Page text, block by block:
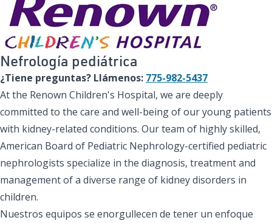
Nefrología pediátrica
¿Tiene preguntas? Llámenos: 775-982-5437
At the Renown Children's Hospital, we are deeply
committed to the care and well-being of our young patients
with kidney-related conditions. Our team of highly skilled,
American Board of Pediatric Nephrology-certified pediatric
nephrologists specialize in the diagnosis, treatment and
management of a diverse range of kidney disorders in
children.
Nuestros equipos se enorgullecen de tener un enfoque